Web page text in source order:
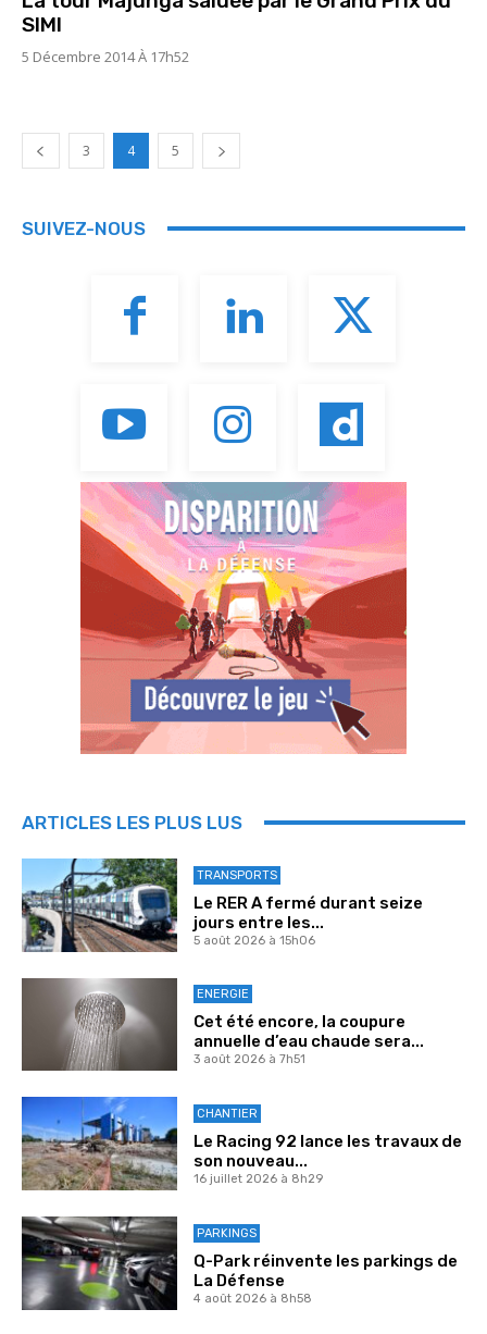
SIMI
5 Décembre 2014 À 17h52
3 4 5
SUIVEZ-NOUS
ARTICLES LES PLUS LUS
TRANSPORTS
Le RER A fermé durant seize
jours entre les...
5 août 2026 à 15h06
ENERGIE
Cet été encore, la coupure
annuelle d’eau chaude sera...
3 août 2026 à 7h51
CHANTIER
Le Racing 92 lance les travaux de
son nouveau...
16 juillet 2026 à 8h29
PARKINGS
Q-Park réinvente les parkings de
La Défense
4 août 2026 à 8h58